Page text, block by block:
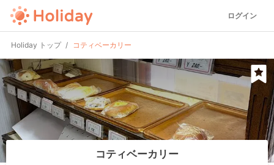
ログイン
Holiday トップ コティベーカリー
コティベーカリー